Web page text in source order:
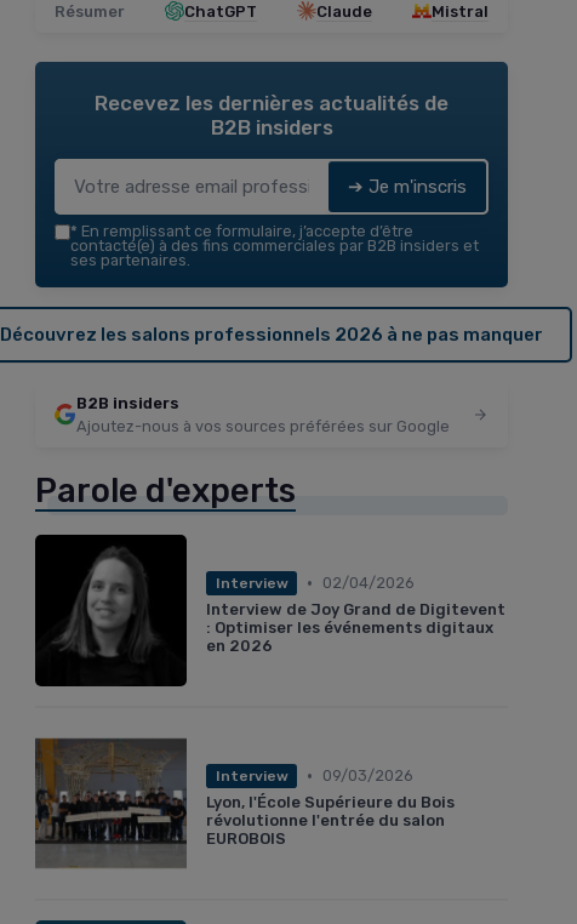
Résumer ChatGPT Claude Mistral
Recevez les dernières actualités de
B2B insiders
➔ Je m'inscris
* En remplissant ce formulaire, j’accepte d’être
contacté(e) à des fins commerciales par B2B insiders et
ses partenaires.
Découvrez les salons professionnels 2026 à ne pas manquer
B2B insiders
Ajoutez-nous à vos sources préférées sur Google
Parole d'experts
Interview •
02/04/2026
Interview de Joy Grand de Digitevent
: Optimiser les événements digitaux
en 2026
Interview •
09/03/2026
Lyon, l'École Supérieure du Bois
révolutionne l'entrée du salon
EUROBOIS